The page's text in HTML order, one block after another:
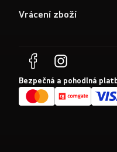
Vrácení zboží
Bezpečná a pohodlná